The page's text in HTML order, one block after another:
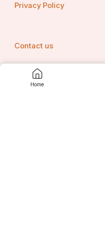
Home
Privacy Policy
Contact us